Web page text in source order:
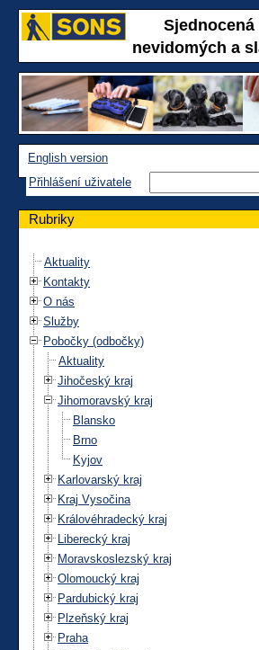
nevidomých a
English version
Přihlášení uživatele
Rubriky
Aktuality
Kontakty
O nás
Služby
Pobočky (odbočky)
Aktuality
Jihočeský kraj
Jihomoravský kraj
Blansko
Brno
Kyjov
Karlovarský kraj
Kraj Vysočina
Královéhradecký kraj
Liberecký kraj
Moravskoslezský kraj
Olomoucký kraj
Pardubický kraj
Plzeňský kraj
Praha